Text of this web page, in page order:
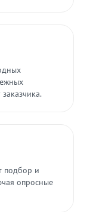
подбор и
опросные